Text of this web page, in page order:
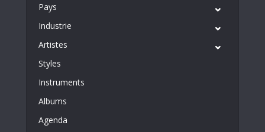
Pays
Industrie
Artistes
Styles
Instruments
Albums
Agenda